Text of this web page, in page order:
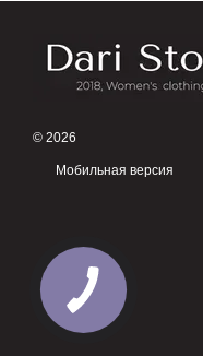
© 2026
Мобильная версия